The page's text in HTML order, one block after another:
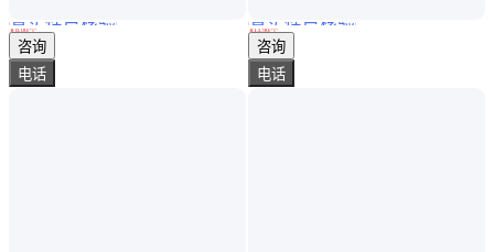
ZNZT833母液喷头 耐高温耐腐蚀脱硫硝除尘904L 1.4529不锈钢定制
真实性已核验
￥8.00/个
河北石家庄
咨询
电话
美国托罗570地埋散射喷头 农田灌溉市政建设园林绿化
真实性已核验
￥13 .90/个
河南郑州
咨询
电话